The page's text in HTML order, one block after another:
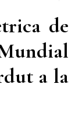
de
a la